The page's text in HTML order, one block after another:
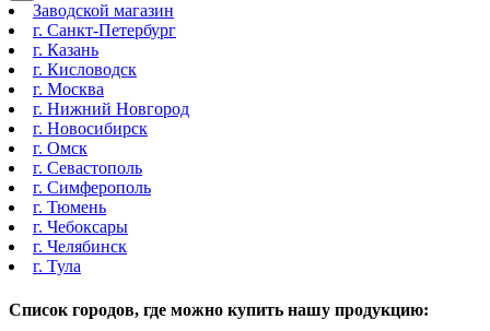
Заводской магазин
г. Санкт-Петербург
г. Казань
г. Кисловодск
г. Москва
г. Нижний Новгород
г. Новосибирск
г. Омск
г. Севастополь
г. Симферополь
г. Тюмень
г. Чебоксары
г. Челябинск
г. Тула
Список городов, где можно купить нашу продукцию: